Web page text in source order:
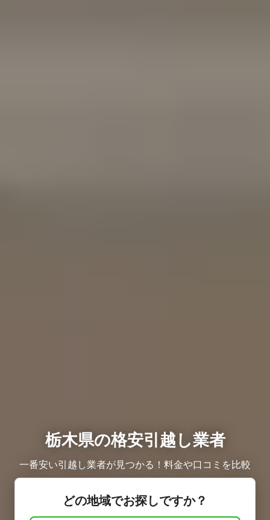
栃木県の格安引越し業者
一番安い引越し業者が見つかる！料金や口コミを比較
どの地域でお探しですか？